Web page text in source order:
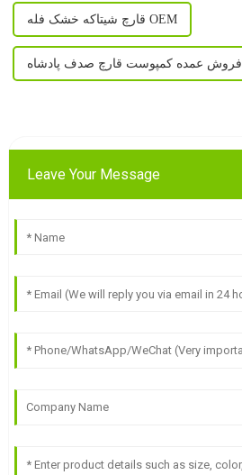
قارچ شیتاکه خشک فله OEM
فروش عمده کمپوست قارچ صدف پادشاه
Leave Your Message